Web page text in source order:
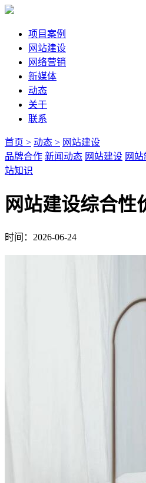
项目案例
网站建设
网络营销
新媒体
动态
关于
联系
首页 > 动态 > 网站建设
品牌合作 新闻动态 网站建设 网
站知识
网站建设综合性
时间：2026-06-24